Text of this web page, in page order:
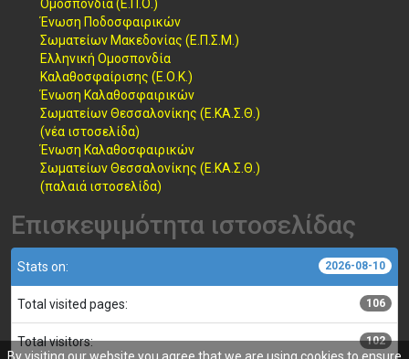
Ομοσπονδία (Ε.Π.Ο.)
Ένωση Ποδοσφαιρικών
Σωματείων Μακεδονίας (Ε.Π.Σ.Μ.)
Ελληνική Ομοσπονδία
Καλαθοσφαίρισης (Ε.Ο.Κ.)
Ένωση Καλαθοσφαιρικών
Σωματείων Θεσσαλονίκης (Ε.ΚΑ.Σ.Θ.)
(νέα ιστοσελίδα)
Ένωση Καλαθοσφαιρικών
Σωματείων Θεσσαλονίκης (Ε.ΚΑ.Σ.Θ.)
(παλαιά ιστοσελίδα)
Επισκεψιμότητα ιστοσελίδας
Stats on: 2026-08-10
Total visited pages: 106
Total visitors: 102